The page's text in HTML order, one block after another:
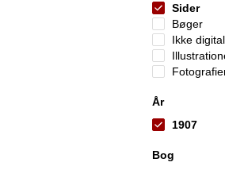
Sider
Bøger
Ikke
År
1907
Bog